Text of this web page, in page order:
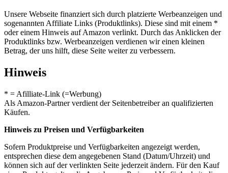
Unsere Webseite finanziert sich durch platzierte Werbeanzeigen und
sogenannten Affiliate Links (Produktlinks). Diese sind mit einem *
oder einem Hinweis auf Amazon verlinkt. Durch das Anklicken der
Produktlinks bzw. Werbeanzeigen verdienen wir einen kleinen
Betrag, der uns hilft, diese Seite weiter zu verbessern.
Hinweis
* = Afilliate-Link (=Werbung)
Als Amazon-Partner verdient der Seitenbetreiber an qualifizierten
Käufen.
Hinweis zu Preisen und Verfügbarkeiten
Sofern Produktpreise und Verfügbarkeiten angezeigt werden,
entsprechen diese dem angegebenen Stand (Datum/Uhrzeit) und
können sich auf der verlinkten Seite jederzeit ändern. Für den Kauf